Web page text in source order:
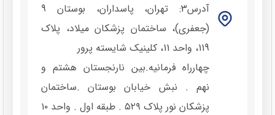
آدرس3: تهران، پاسداران، بوستان 9
(جعفری)، ساختمان پزشکان میلاد، پلاک
119، واحد 11، کلینیک شایسته پرور
چهارراه فرمانیه.بین نارنجستان هشتم و
نهم . نبش خیابان بوستان .ساختمان
پزشکان نور پلاک ۵۲۹ . طبقه اول . واحد ۱۰